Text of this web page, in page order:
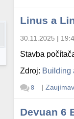
Linus a
30.11.2025 |
Stavba
Zdroj: Building
8 |
Devuan 6